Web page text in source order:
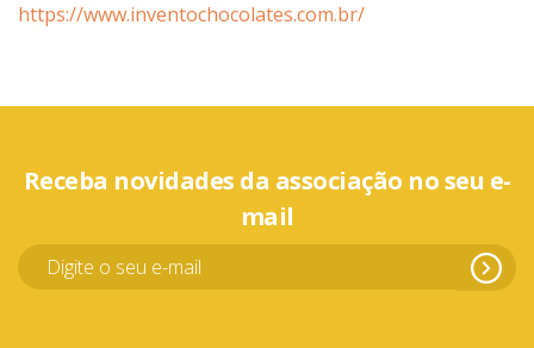
https://www.inventochocolates.com.br/
Receba novidades da associação no seu e-
mail